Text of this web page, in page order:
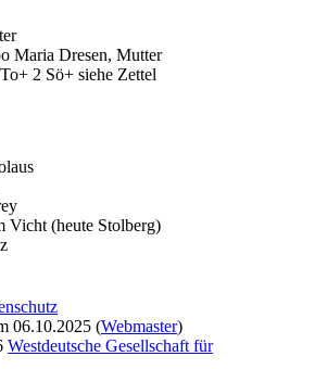
Maria Dresen, Mutter
2 Sö+ siehe Zettel
Vicht (heute Stolberg)
06.10.2025 (Webmaster)
Westdeutsche Gesellschaft für